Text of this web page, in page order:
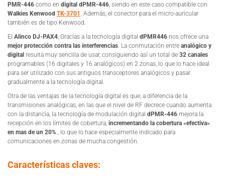
PMR-446 como en digital dPMR-446, siendo en este caso compatible con
Walkies Kenwood TK-3701 . Además, el conector para el micro-auricular
también es de tipo Kenwood.
El Alinco DJ-PAX4, Gracias a la tecnología digital dPMR446 nos ofrece una
mejor protección contra las interferencias. La conmutación entre analógico y
digital resulta muy sencilla de usar, consiguiendo así un total de 32 canales
programables (16 digitales y 16 analógicos) en 2 zonas, lo que lo hace ideal
para ser utilizado con sus antiguos transceptores analógicos y pasar
gradualmente a la tecnología digital.
Otra de las ventajas de la tecnología digital es que, a diferencia de la
transmisiones analógicas, en las que el nivel de RF decrece cuando aumenta
con la distancia, la tecnología de modulación digital dPMR-446 mejora la
recepción en los límites de cobertura, incrementando la cobertura «efectiva»
en mas de un 20%., lo que lo hace especialmente indicado para
comunicaciones en zonas de mucha congestión.
Características claves: